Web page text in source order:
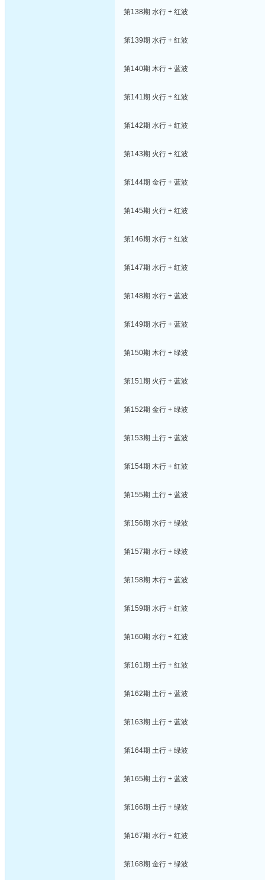
第138期 水行 + 红波
第139期 水行 + 红波
第140期 木行 + 蓝波
第141期 火行 + 红波
第142期 水行 + 红波
第143期 火行 + 红波
第144期 金行 + 蓝波
第145期 火行 + 红波
第146期 水行 + 红波
第147期 水行 + 红波
第148期 水行 + 蓝波
第149期 水行 + 蓝波
第150期 木行 + 绿波
第151期 火行 + 蓝波
第152期 金行 + 绿波
第153期 土行 + 蓝波
第154期 木行 + 红波
第155期 土行 + 蓝波
第156期 水行 + 绿波
第157期 水行 + 绿波
第158期 木行 + 蓝波
第159期 水行 + 红波
第160期 水行 + 红波
第161期 土行 + 红波
第162期 土行 + 蓝波
第163期 土行 + 蓝波
第164期 土行 + 绿波
第165期 土行 + 蓝波
第166期 土行 + 绿波
第167期 水行 + 红波
第168期 金行 + 绿波